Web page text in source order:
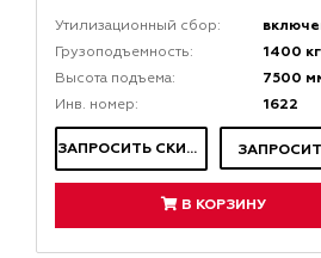
Утилизационный сбор:
Грузоподъемность: 1400 кг
Высота подъема: 7500
Инв. номер: 1622
ЗАПРОСИТЬ СКИДКУ
В КОРЗИНУ